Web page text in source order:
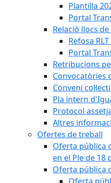
Plantilla
Portal
Relació llocs
Refosa
Portal
Retribucions
Convocatòries
Conveni
Pla intern
Protocol
Altres
Ofertes de treball
Oferta pública
en el Ple de 18
Oferta pública